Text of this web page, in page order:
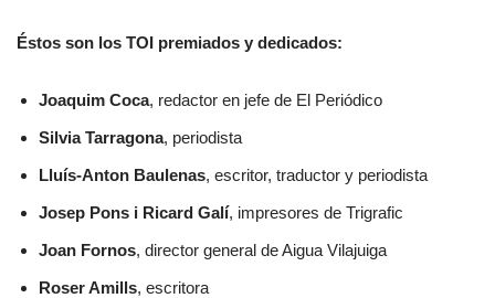
Éstos son los TOI premiados y dedicados:
Joaquim Coca, redactor en jefe de El Periódico
Silvia Tarragona, periodista
Lluís-Anton Baulenas, escritor, traductor y periodista
Josep Pons i Ricard Galí, impresores de Trigrafic
Joan Fornos, director general de Aigua Vilajuiga
Roser Amills, escritora